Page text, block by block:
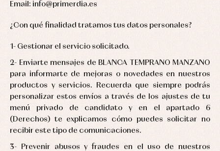
Email: info@primerdia.es
¿Con qué finalidad tratamos tus datos personales?
Gestionar el servicio solicitado.
Enviarte mensajes de BLANCA TEMPRANO MANZANO
para informarte de mejoras o novedades en nuestros
productos y servicios. Recuerda que siempre podrás
personalizar estos envíos a través de los ajustes de tu
menú privado de candidato y en el apartado 6
(Derechos) te explicamos cómo puedes solicitar no
recibir este tipo de comunicaciones.
Prevenir abusos y fraudes en el uso de nuestros